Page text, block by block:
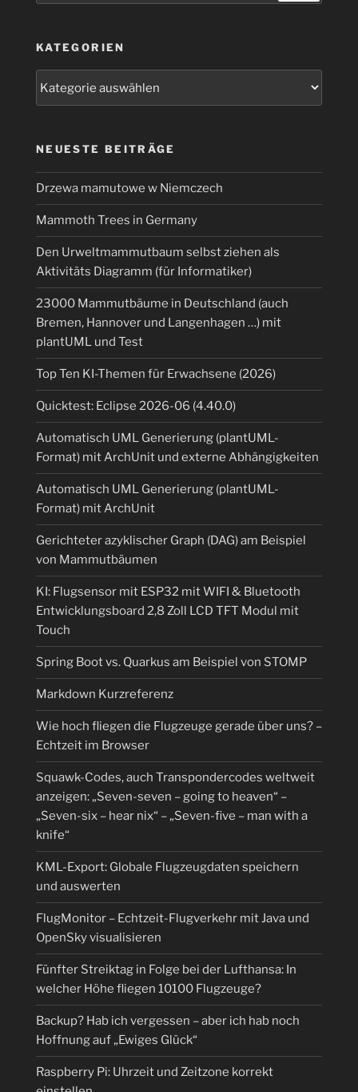
Covid-
19-
Pandemie
auf
2
gestiegen!“
KATEGORIEN
NEUESTE BEITRÄGE
Drzewa mamutowe w Niemczech
Mammoth Trees in Germany
Den Urweltmammutbaum selbst ziehen als
Aktivitäts Diagramm (für Informatiker)
23000 Mammutbäume in Deutschland (auch
Bremen, Hannover und Langenhagen …) mit
plantUML und Test
Top Ten KI-Themen für Erwachsene (2026)
Quicktest: Eclipse 2026-06 (4.40.0)
Automatisch UML Generierung (plantUML-
Format) mit ArchUnit und externe Abhängigkeiten
Automatisch UML Generierung (plantUML-
Format) mit ArchUnit
Gerichteter azyklischer Graph (DAG) am Beispiel
von Mammutbäumen
KI: Flugsensor mit ESP32 mit WIFI & Bluetooth
Entwicklungsboard 2,8 Zoll LCD TFT Modul mit
Touch
Spring Boot vs. Quarkus am Beispiel von STOMP
Markdown Kurzreferenz
Wie hoch fliegen die Flugzeuge gerade über uns? –
Echtzeit im Browser
Squawk-Codes, auch Transpondercodes weltweit
anzeigen: „Seven-seven – going to heaven“ –
„Seven-six – hear nix“ – „Seven-five – man with a
knife“
KML-Export: Globale Flugzeugdaten speichern
und auswerten
FlugMonitor – Echtzeit-Flugverkehr mit Java und
OpenSky visualisieren
Fünfter Streiktag in Folge bei der Lufthansa: In
welcher Höhe fliegen 10100 Flugzeuge?
Backup? Hab ich vergessen – aber ich hab noch
Hoffnung auf „Ewiges Glück“
Raspberry Pi: Uhrzeit und Zeitzone korrekt